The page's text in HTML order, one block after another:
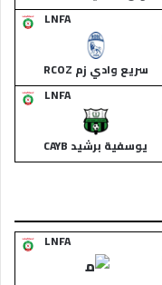
LNFA
سريع وادي زم RCOZ
LNFA
يوسفية برشيد CAYB
LNFA